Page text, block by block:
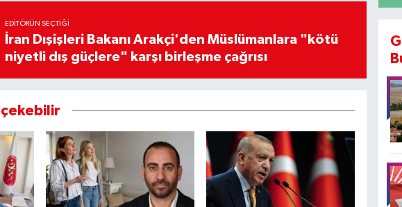
EDITÖRÜN SEÇTIĞI
İran Dışişleri Bakanı Arakçi'den Müslümanlara "kötü
niyetli dış güçlere" karşı birleşme çağrısı
çekebilir